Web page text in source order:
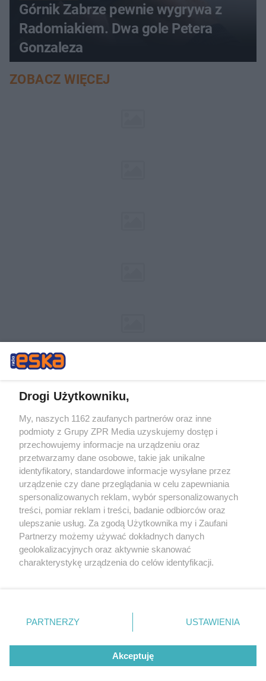
Górnik Zabrze pewnie wygrywa z
Radomiakiem. Dwa gole Petera
Gonzaleza
ZOBACZ WIĘCEJ
Żaden utwór zamieszczony w serwisie nie może być powielany i
rozpowszechniany lub dalej rozpowszechniany w jakikolwiek sposób (w
tym także elektroniczny lub mechaniczny) na jakimkolwiek polu
eksploatacji w jakiejkolwiek formie, włącznie z umieszczaniem w
Internecie bez pisemnej zgody właściciela praw. Jakiekolwiek użycie lub
wykorzystanie utworów w całości lub w części z naruszeniem prawa,
tzn. bez właściwej zgody, jest zabronione pod groźbą kary i może być
ścigane prawnie.
© 2026 Grupa ZPR Media
Drogi Użytkowniku,
My, naszych 1162 zaufanych partnerów oraz inne
podmioty z Grupy ZPR Media uzyskujemy dostęp i
przechowujemy informacje na urządzeniu oraz
przetwarzamy dane osobowe, takie jak unikalne
identyfikatory, standardowe informacje wysyłane przez
urządzenie czy dane przeglądania w celu zapewniania
spersonalizowanych reklam, wybór spersonalizowanych
treści, pomiar reklam i treści, badanie odbiorców oraz
ulepszanie usług. Za zgodą Użytkownika my i Zaufani
Partnerzy możemy używać dokładnych danych
geolokalizacyjnych oraz aktywnie skanować
charakterystykę urządzenia do celów identyfikacji.
zmienić/wycofać klikając przycisk ustawień prywatności
znajdujący się w lewym dolnym rogu strony
rodzaje przetwarzania danych nie wymagają zgody
użytkownika, ale masz prawo sprzeciwić się takiemu
przetwarzaniu. Preferencje będą miały zastosowanie tylko
PARTNERZY USTAWIENIA
Akceptuję